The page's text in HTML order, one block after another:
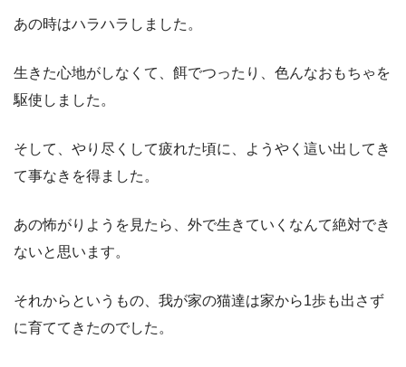
あの時はハラハラしました。
生きた心地がしなくて、餌でつったり、色んなおもちゃを
駆使しました。
そして、やり尽くして疲れた頃に、ようやく這い出してき
て事なきを得ました。
あの怖がりようを見たら、外で生きていくなんて絶対でき
ないと思います。
それからというもの、我が家の猫達は家から1歩も出さず
に育ててきたのでした。